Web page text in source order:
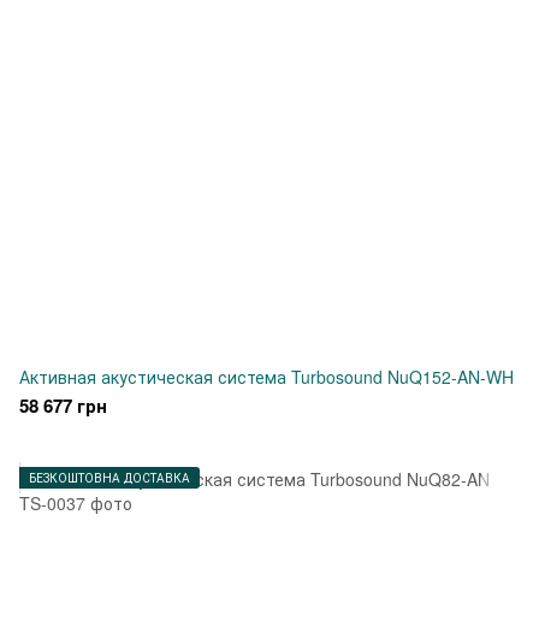
Активная акустическая система Turbosound NuQ152-AN-WH
58 677 грн
БЕЗКОШТОВНА ДОСТАВКА